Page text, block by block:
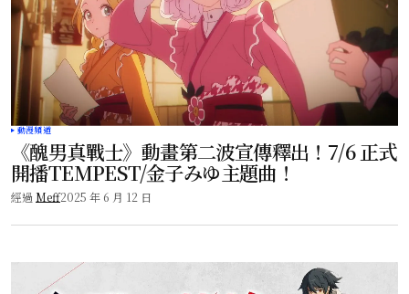
動漫頻道
《醜男真戰士》動畫第二波宣傳釋出！7/6 正式
開播TEMPEST/金子みゆ主題曲！
經過 Meff2025 年 6 月 12 日